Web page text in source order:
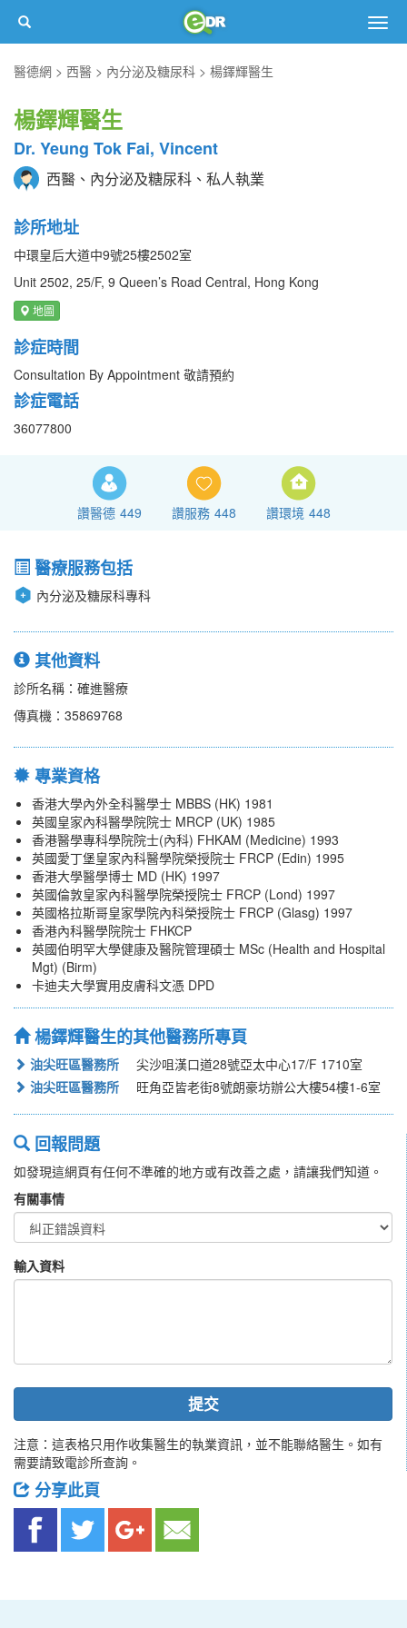
醫德網
西醫 內分泌及糖尿科 楊鐸輝醫生
楊鐸輝醫生
Dr. Yeung Tok Fai, Vincent
西醫、內分泌及糖尿科、私人執業
診所地址
中環皇后大道中9號25樓2502室
Unit 2502, 25/F, 9 Queen’s Road Central, Hong Kong
地圖
診症時間
Consultation By Appointment 敬請預約
診症電話
36077800
讚醫德 449 讚服務 448 讚環境 448
醫療服務包括
內分泌及糖尿科專科
其他資料
診所名稱：確進醫療
傳真機：35869768
專業資格
香港大學內外全科醫學士 MBBS (HK) 1981
英國皇家內科醫學院院士 MRCP (UK) 1985
香港醫學專科學院院士(內科) FHKAM (Medicine) 1993
英國愛丁堡皇家內科醫學院榮授院士 FRCP (Edin) 1995
香港大學醫學博士 MD (HK) 1997
英國倫敦皇家內科醫學院榮授院士 FRCP (Lond) 1997
英國格拉斯哥皇家學院內科榮授院士 FRCP (Glasg) 1997
香港內科醫學院院士 FHKCP
英國伯明罕大學健康及醫院管理碩士 MSc (Health and Hospital
Mgt) (Birm)
卡迪夫大學實用皮膚科文憑 DPD
楊鐸輝醫生的其他醫務所專頁
油尖旺區醫務所
尖沙咀漢口道28號亞太中心17/F 1710室
油尖旺區醫務所
旺角亞皆老街8號朗豪坊辦公大樓54樓1-6室
回報問題
如發現這網頁有任何不準確的地方或有改善之處，請讓我們知道。
有關事情
輸入資料
提交
注意：這表格只用作收集醫生的執業資訊，並不能聯絡醫生。如有
需要請致電診所查詢。
分享此頁